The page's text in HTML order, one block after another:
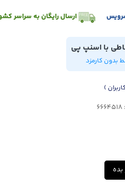
ارسال رایگان به سراسر
با اسنپ پی
بدون کارمزد
)